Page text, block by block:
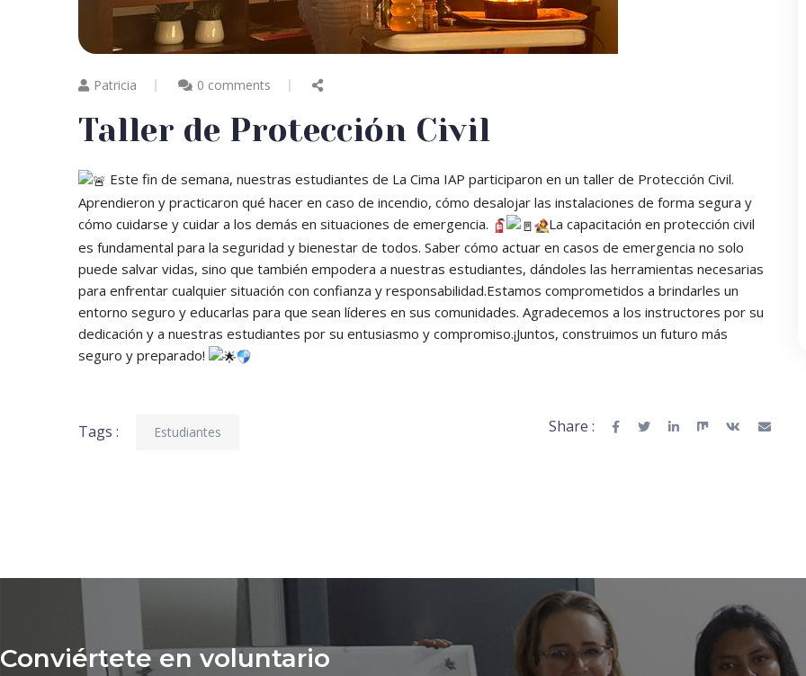
Patricia 0 comments
Taller de Protección Civil
Este fin de semana, nuestras estudiantes de La Cima IAP participaron en un taller de Protección Civil.
Aprendieron y practicaron qué hacer en caso de incendio, cómo desalojar las instalaciones de forma segura y
cómo cuidarse y cuidar a los demás en situaciones de emergencia.
La capacitación en protección civil
es fundamental para la seguridad y bienestar de todos. Saber cómo actuar en casos de emergencia no solo
puede salvar vidas, sino que también empodera a nuestras estudiantes, dándoles las herramientas necesarias
para enfrentar cualquier situación con confianza y responsabilidad.Estamos comprometidos a brindarles un
entorno seguro y educarlas para que sean líderes en sus comunidades. Agradecemos a los instructores por su
dedicación y a nuestras estudiantes por su entusiasmo y compromiso.¡Juntos, construimos un futuro más
seguro y preparado!
Tags : Estudiantes Share :
Conviértete en voluntario